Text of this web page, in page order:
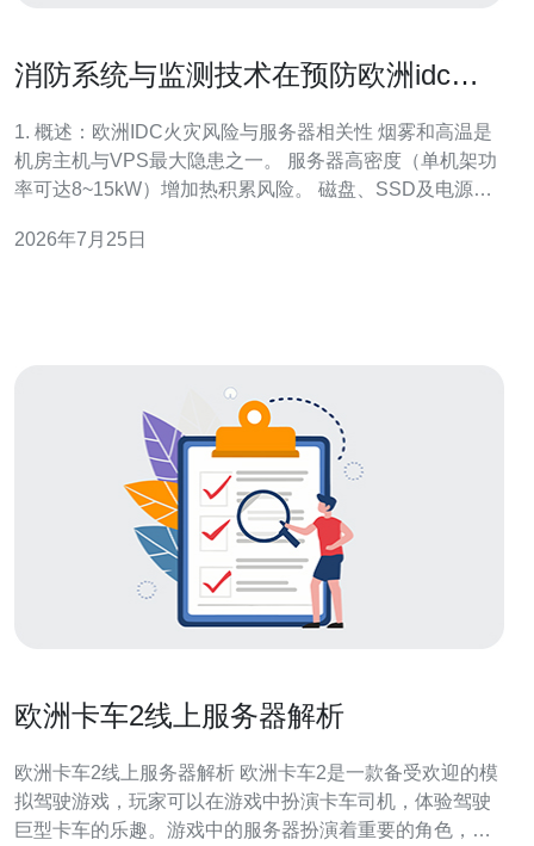
消防系统与监测技术在预防欧洲idc数
1. 概述：欧洲IDC火灾风险与服务器相关性 烟雾和高温是
机房主机与VPS最大隐患之一。 服务器高密度（单机架功
率可达8~15kW）增加热积累风险。 磁盘、SSD及电源故
DDoS防护在火灾造成路由中断时也可能失效，影响主机
2026年7月25日
欧洲卡车2线上服务器解析
欧洲卡车2线上服务器解析 欧洲卡车2是一款备受欢迎的模
拟驾驶游戏，玩家可以在游戏中扮演卡车司机，体验驾驶
巨型卡车的乐趣。游戏中的服务器扮演着重要的角色，它